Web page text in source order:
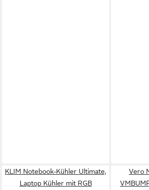
KLIM Notebook-Kühler Ultimate,
Laptop Kühler mit RGB
Vero